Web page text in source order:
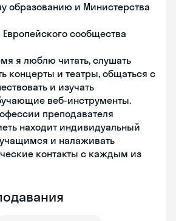
образованию и Министерства
сообщества
я люблю читать, слушать
концерты и театры, общаться с
и изучать
веб-инструменты.
преподавателя
находит индивидуальный
и налаживать
контакты с каждым из